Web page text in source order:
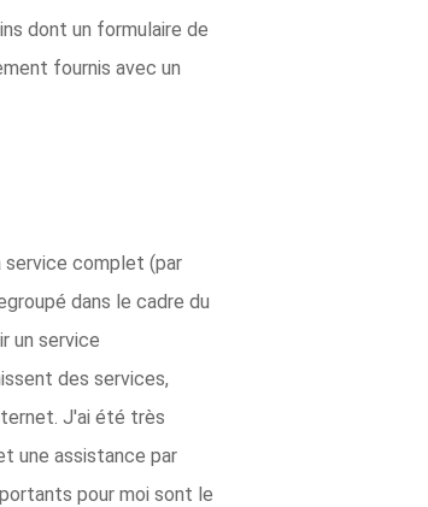
dont un formulaire de
fournis avec un
service complet (par
dans le cadre du
un service
des services,
J'ai été très
une assistance par
pour moi sont le